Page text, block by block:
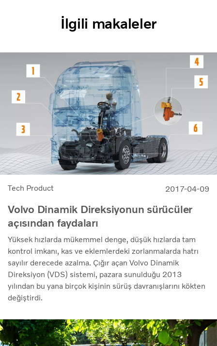
İlgili makaleler
Tech Product 2017-04-09
Volvo Dinamik Direksiyonun sürücüler
açısından faydaları
Yüksek hızlarda mükemmel denge, düşük hızlarda tam
kontrol imkanı, kas ve eklemlerdeki zorlanmalarda hatrı
sayılır derecede azalma. Çığır açan Volvo Dinamik
Direksiyon (VDS) sistemi, pazara sunulduğu 2013
yılından bu yana birçok kişinin sürüş davranışlarını kökten
değiştirdi.